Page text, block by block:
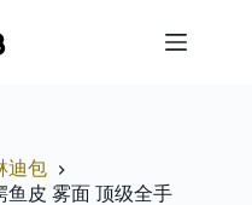
迪包
鱼皮 雾面 顶级全手